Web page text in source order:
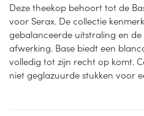
Deze theekop behoort tot de
voor Serax. De collectie
gebalanceerde uitstraling en
afwerking. Base biedt een
volledig tot zijn recht op komt.
niet geglazuurde stukken voor